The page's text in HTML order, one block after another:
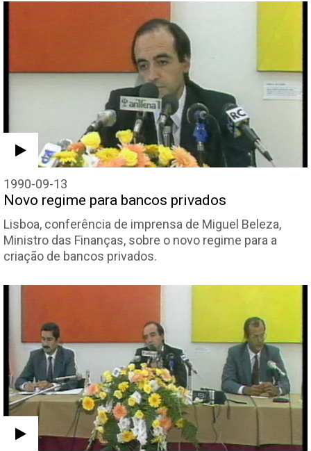
1990-09-13
Novo regime para bancos privados
Lisboa, conferência de imprensa de Miguel Beleza,
Ministro das Finanças, sobre o novo regime para a
criação de bancos privados.